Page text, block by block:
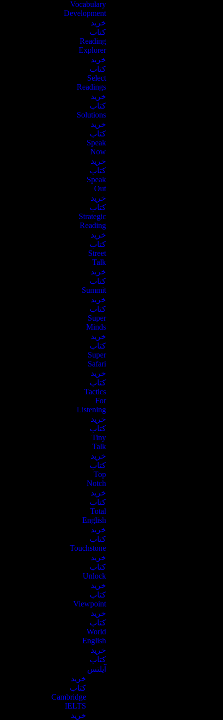
Vocabulary
Development
خرید
کتاب
Reading
Explorer
خرید
کتاب
Select
Readings
خرید
کتاب
Solutions
خرید
کتاب
Speak
Now
خرید
کتاب
Speak
Out
خرید
کتاب
Strategic
Reading
خرید
کتاب
Street
Talk
خرید
کتاب
Summit
خرید
کتاب
Super
Minds
خرید
کتاب
Super
Safari
خرید
کتاب
Tactics
For
Listening
خرید
کتاب
Tiny
Talk
خرید
کتاب
Top
Notch
خرید
کتاب
Total
English
خرید
کتاب
Touchstone
خرید
کتاب
Unlock
خرید
کتاب
Viewpoint
خرید
کتاب
World
English
خرید
کتاب
آیلتس
خرید
کتاب
Cambridge
IELTS
خرید